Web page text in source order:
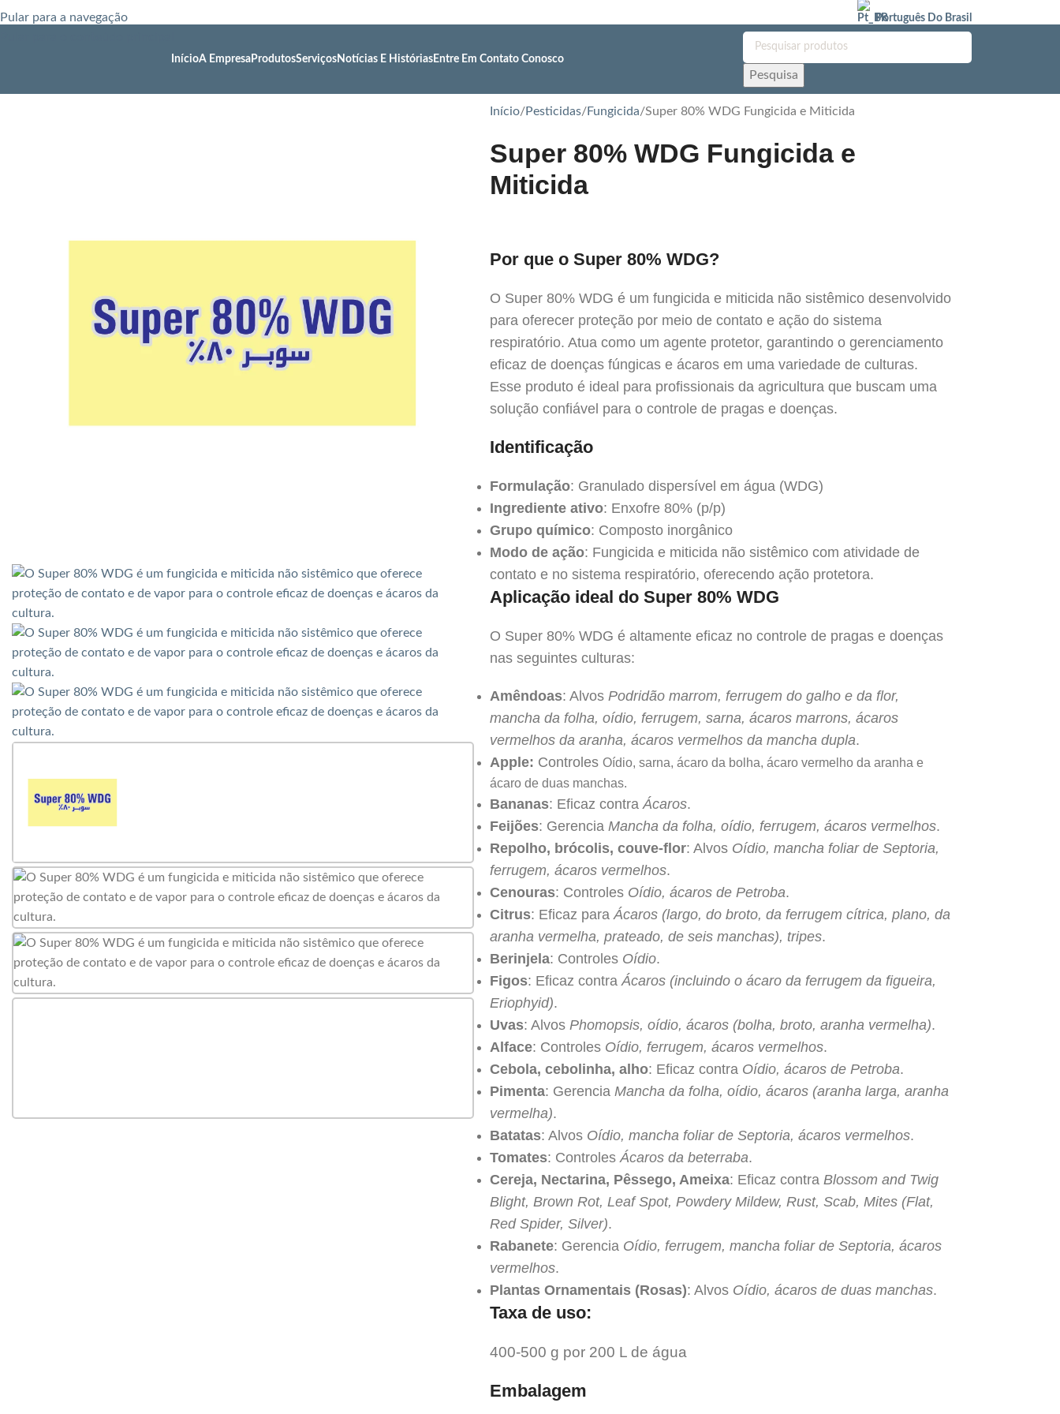
Pular para a navegação
Português Do Brasil
InícioA Empresa ProdutosServiçosNotícias E Histórias Entre Em Contato Conosco
Pesquisa
Início Pesticidas Fungicida Super 80% WDG Fungicida e Miticida
Super 80% WDG Fungicida e
Miticida
Por que o Super 80% WDG?
O Super 80% WDG é um fungicida e miticida não sistêmico desenvolvido
para oferecer proteção por meio de contato e ação do sistema
respiratório. Atua como um agente protetor, garantindo o gerenciamento
eficaz de doenças fúngicas e ácaros em uma variedade de culturas.
Esse produto é ideal para profissionais da agricultura que buscam uma
solução confiável para o controle de pragas e doenças.
Identificação
Formulação: Granulado dispersível em água (WDG)
Ingrediente ativo: Enxofre 80% (p/p)
Grupo químico: Composto inorgânico
Modo de ação: Fungicida e miticida não sistêmico com atividade de
contato e no sistema respiratório, oferecendo ação protetora.
Aplicação ideal do Super 80% WDG
O Super 80% WDG é altamente eficaz no controle de pragas e doenças
nas seguintes culturas:
Amêndoas: Alvos Podridão marrom, ferrugem do galho e da flor,
mancha da folha, oídio, ferrugem, sarna, ácaros marrons, ácaros
vermelhos da aranha, ácaros vermelhos da mancha dupla.
Apple: Controles Oídio, sarna, ácaro da bolha, ácaro vermelho da aranha e
ácaro de duas manchas.
Bananas: Eficaz contraÁcaros.
Feijões: Gerencia Mancha da folha, oídio, ferrugem, ácaros vermelhos.
Repolho, brócolis, couve-flor: Alvos Oídio, mancha foliar de Septoria,
ferrugem, ácaros vermelhos.
Cenouras: Controles Oídio, ácaros de Petroba.
Citrus: Eficaz paraÁcaros (largo, do broto, da ferrugem cítrica, plano, da
aranha vermelha, prateado, de seis manchas), tripes.
Berinjela: Controles Oídio.
Figos: Eficaz contraÁcaros (incluindo o ácaro da ferrugem da figueira,
Eriophyid).
Uvas: Alvos Phomopsis, oídio, ácaros (bolha, broto, aranha vermelha).
Alface: Controles Oídio, ferrugem, ácaros vermelhos.
Cebola, cebolinha, alho: Eficaz contra Oídio, ácaros de Petroba.
Pimenta: Gerencia Mancha da folha, oídio, ácaros (aranha larga, aranha
vermelha).
Batatas: Alvos Oídio, mancha foliar de Septoria, ácaros vermelhos.
Tomates: ControlesÁcaros da beterraba.
Cereja, Nectarina, Pêssego, Ameixa: Eficaz contra Blossom and Twig
Blight, Brown Rot, Leaf Spot, Powdery Mildew, Rust, Scab, Mites (Flat,
Red Spider, Silver).
Rabanete: Gerencia Oídio, ferrugem, mancha foliar de Septoria, ácaros
vermelhos.
Plantas Ornamentais (Rosas): Alvos Oídio, ácaros de duas manchas.
Taxa de uso:
400-500 g por 200 L de água
Embalagem